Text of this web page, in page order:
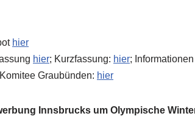
hier
hier; Kurzfassung: hier; Informationen
Graubünden: hier
Innsbrucks um Olympische